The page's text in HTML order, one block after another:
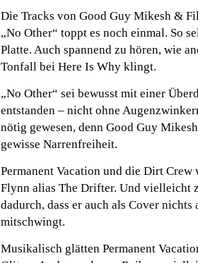
Die Tracks von Good Guy Mikesh &
„No Other“ toppt es noch einmal. So
Platte. Auch spannend zu hören, wie
Tonfall bei Here Is Why klingt.
„No Other“ sei bewusst mit einer
entstanden – nicht ohne
nötig gewesen, denn Good Guy
gewisse Narrenfreiheit.
Permanent Vacation und die Dirt
Flynn alias The Drifter. Und vielleicht
dadurch, dass er auch als Cover
mitschwingt.
Musikalisch glätten Permanent